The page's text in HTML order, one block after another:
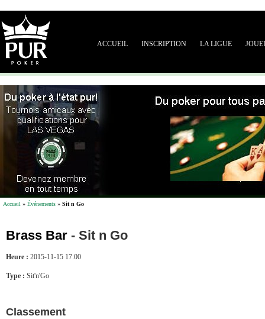
ACCUEIL INSCRIPTION LA LIGUE
Accueil » Événements » Sit n Go
Brass Bar - Sit n Go
Heure : 2015-11-15 17:00
Type : Sit'n'Go
Classement